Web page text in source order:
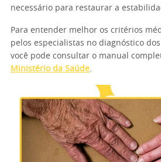
necessário para restaurar a
Para entender melhor os critérios
pelos especialistas no diagnóstico
você pode consultar o manual
Ministério da Saúde.